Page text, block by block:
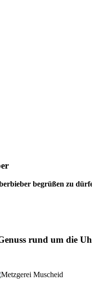
begrüßen zu
rund um die